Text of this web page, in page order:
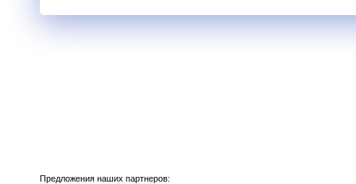
Предложения наших партнеров: